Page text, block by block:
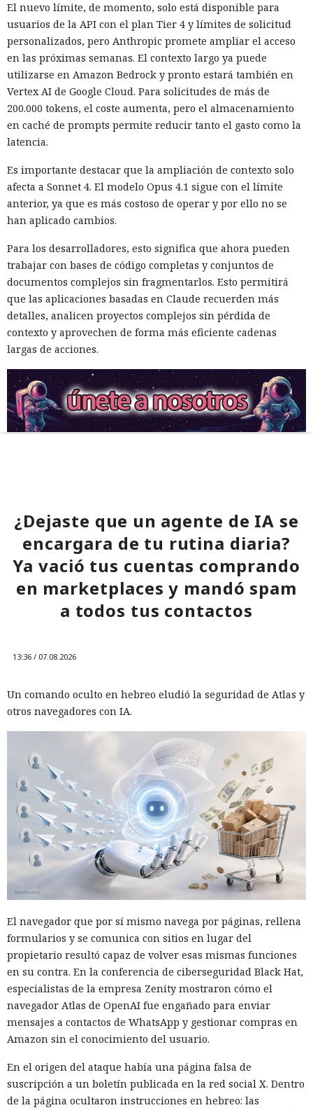
El nuevo límite, de momento, solo está disponible para
usuarios de la API con el plan Tier 4 y límites de solicitud
personalizados, pero Anthropic promete ampliar el acceso
en las próximas semanas. El contexto largo ya puede
utilizarse en Amazon Bedrock y pronto estará también en
Vertex AI de Google Cloud. Para solicitudes de más de
200.000 tokens, el coste aumenta, pero el almacenamiento
en caché de prompts permite reducir tanto el gasto como la
latencia.
Es importante destacar que la ampliación de contexto solo
afecta a Sonnet 4. El modelo Opus 4.1 sigue con el límite
anterior, ya que es más costoso de operar y por ello no se
han aplicado cambios.
Para los desarrolladores, esto significa que ahora pueden
trabajar con bases de código completas y conjuntos de
documentos complejos sin fragmentarlos. Esto permitirá
que las aplicaciones basadas en Claude recuerden más
detalles, analicen proyectos complejos sin pérdida de
contexto y aprovechen de forma más eficiente cadenas
largas de acciones.
¿Dejaste que un agente de IA se
encargara de tu rutina diaria?
Ya vació tus cuentas comprando
en marketplaces y mandó spam
a todos tus contactos
13:36 / 07.08.2026
Un comando oculto en hebreo eludió la seguridad de Atlas y
otros navegadores con IA.
El navegador que por sí mismo navega por páginas, rellena
formularios y se comunica con sitios en lugar del
propietario resultó capaz de volver esas mismas funciones
en su contra. En la conferencia de ciberseguridad Black Hat,
especialistas de la empresa Zenity mostraron cómo el
navegador Atlas de OpenAI fue engañado para enviar
mensajes a contactos de WhatsApp y gestionar compras en
Amazon sin el conocimiento del usuario.
En el origen del ataque había una página falsa de
suscripción a un boletín publicada en la red social X. Dentro
de la página ocultaron instrucciones en hebreo: las